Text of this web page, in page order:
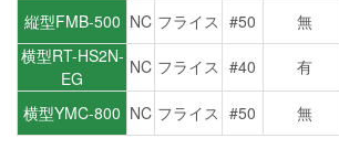
縦型FMB-500 NC フライス #50 無
横型RT-HS2N-
EG
NC フライス #40 有
横型YMC-800 NC フライス #50 無